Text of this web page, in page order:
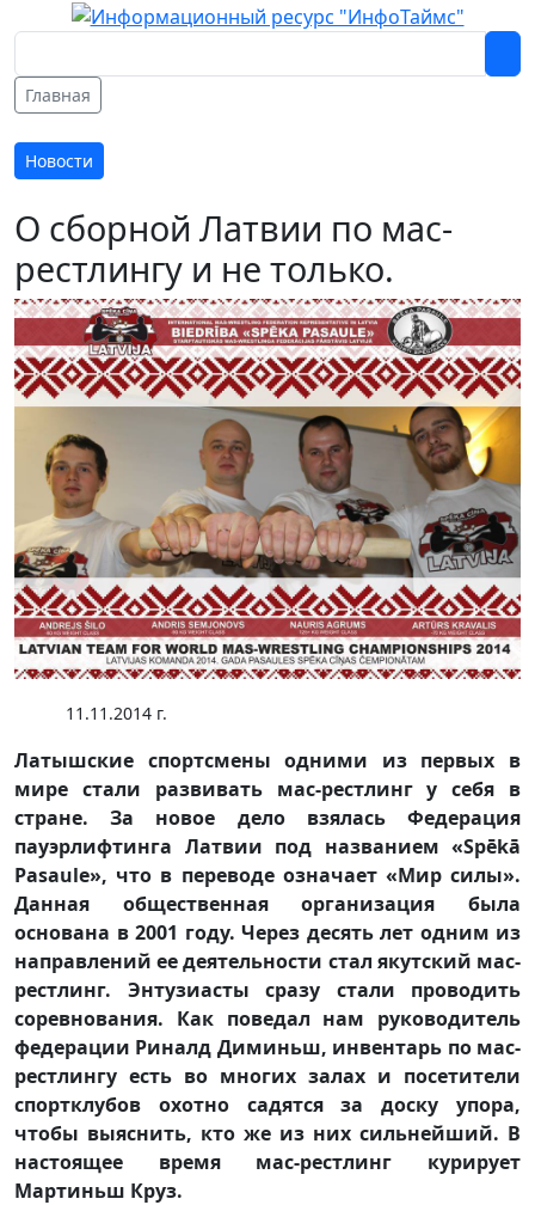
Главная
Новости
О сборной Латвии по мас-
рестлингу и не только.
11.11.2014 г.
Латышские спортсмены одними из первых в
мире стали развивать мас-рестлинг у себя в
стране. За новое дело взялась Федерация
пауэрлифтинга Латвии под названием «Spēkā
Pasaule», что в переводе означает «Мир силы».
Данная общественная организация была
основана в 2001 году. Через десять лет одним из
направлений ее деятельности стал якутский мас-
рестлинг. Энтузиасты сразу стали проводить
соревнования. Как поведал нам руководитель
федерации Риналд Диминьш, инвентарь по мас-
рестлингу есть во многих залах и посетители
спортклубов охотно садятся за доску упора,
чтобы выяснить, кто же из них сильнейший. В
настоящее время мас-рестлинг курирует
Мартиньш Круз.